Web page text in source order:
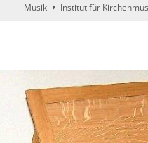
Musik Institut für